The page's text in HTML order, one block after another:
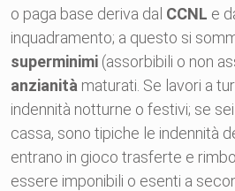
o paga base deriva dal CCNL e
inquadramento; a questo si
superminimi (assorbibili o non
anzianità maturati. Se lavori a
indennità notturne o festivi; se
cassa, sono tipiche le indennità
entrano in gioco trasferte e
essere imponibili o esenti a